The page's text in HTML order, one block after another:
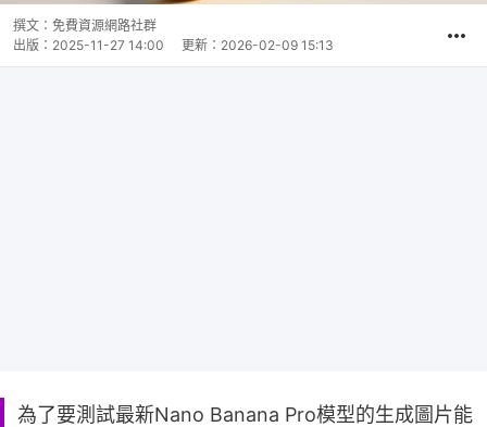
撰文： 免費資源網路社群
出版： 2025-11-27 14:00 更新： 2026-02-09 15:13
為了要測試最新Nano Banana Pro模型的生成圖片能